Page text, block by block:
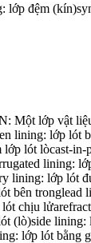
lớp đệm
Một lớp vật
lining: lớp lót
lót lòcast-
lining:
lớp lót
chịu
lớp lót bằng